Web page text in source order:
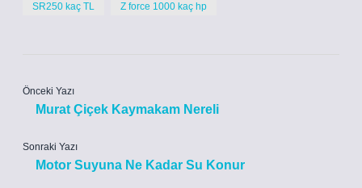
SR250 kaç TL Z force 1000 kaç hp
Önceki Yazı
Murat Çiçek Kaymakam Nereli
Sonraki Yazı
Motor Suyuna Ne Kadar Su Konur